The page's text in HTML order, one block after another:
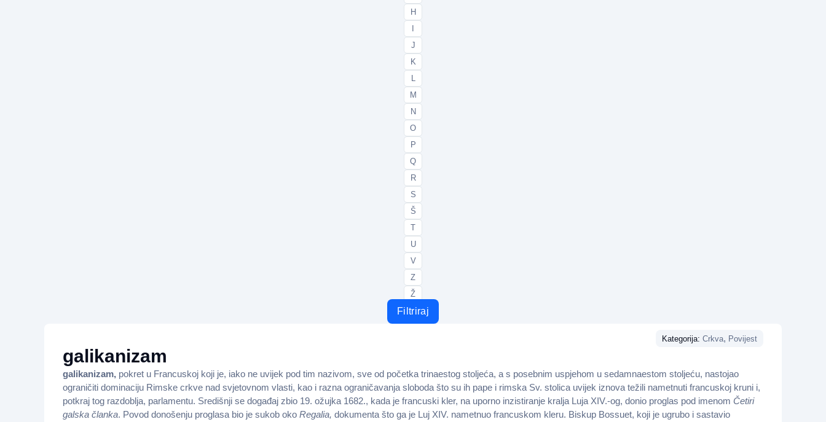
H
J
K
L
M
N
O
P
Q
R
S
Š
T
U
V
Z
Ž
Filtriraj
Kategorija: Crkva, Povijest
galikanizam
galikanizam, pokret u Francuskoj koji je, iako ne uvijek pod tim nazivom, sve od početka trinaestog stoljeća, a s posebnim uspjehom u sedamnaestom stoljeću, nastojao
ograničiti dominaciju Rimske crkve nad svjetovnom vlasti, kao i razna ograničavanja sloboda što su ih pape i rimska Sv. stolica uvijek iznova težili nametnuti francuskoj kruni i,
potkraj tog razdoblja, parlamentu. Središnji se događaj zbio 19. ožujka 1682., kada je francuski kler, na uporno inzistiranje kralja Luja XIV.-og, donio proglas pod imenom Četiri
galska članka. Povod donošenju proglasa bio je sukob oko Regalia, dokumenta što ga je Luj XIV. nametnuo francuskom kleru. Biskup Bossuet, koji je ugrubo i sastavio